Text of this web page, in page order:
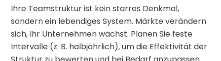
Ihre Teamstruktur ist kein starres Denkmal,
sondern ein lebendiges System. Märkte verändern
sich, Ihr Unternehmen wächst. Planen Sie feste
Intervalle (z. B. halbjährlich), um die Effektivität der